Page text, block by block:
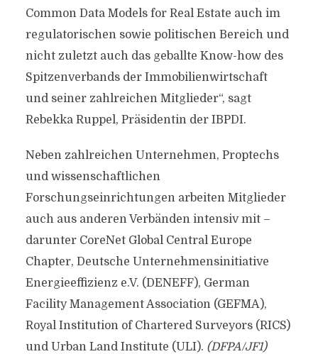
Common Data Models for Real Estate auch im
regulatorischen sowie politischen Bereich und
nicht zuletzt auch das geballte Know-how des
Spitzenverbands der Immobilienwirtschaft
und seiner zahlreichen Mitglieder“, sagt
Rebekka Ruppel, Präsidentin der IBPDI.
Neben zahlreichen Unternehmen, Proptechs
und wissenschaftlichen
Forschungseinrichtungen arbeiten Mitglieder
auch aus anderen Verbänden intensiv mit –
darunter CoreNet Global Central Europe
Chapter, Deutsche Unternehmensinitiative
Energieeffizienz e.V. (DENEFF), German
Facility Management Association (GEFMA),
Royal Institution of Chartered Surveyors (RICS)
und Urban Land Institute (ULI). (DFPA/JF1)